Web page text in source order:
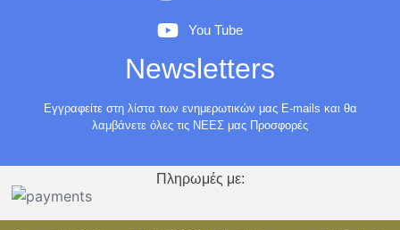
You Tube
Newsletters
Εγγραφείτε στη λίστα των ενημερωτικών μας E-mails και θα
λαμβάνετε όλες τις ΝΕΕΣ μας Προσφορές
Πληρωμές με: